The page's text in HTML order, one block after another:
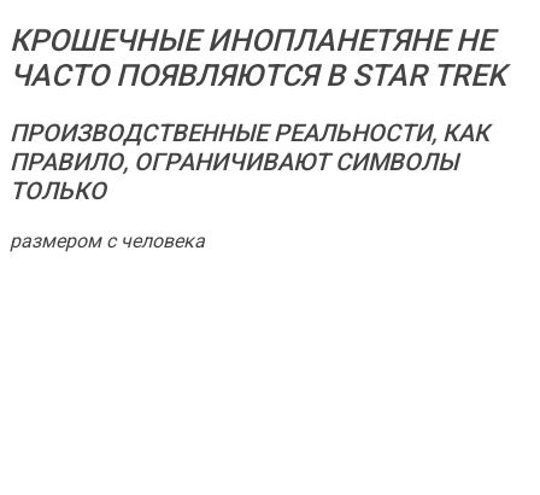
КРОШЕЧНЫЕ ИНОПЛАНЕТЯНЕ НЕ
ЧАСТО ПОЯВЛЯЮТСЯ В STAR TREK
ПРОИЗВОДСТВЕННЫЕ РЕАЛЬНОСТИ, КАК
ПРАВИЛО, ОГРАНИЧИВАЮТ СИМВОЛЫ
ТОЛЬКО
размером с человека